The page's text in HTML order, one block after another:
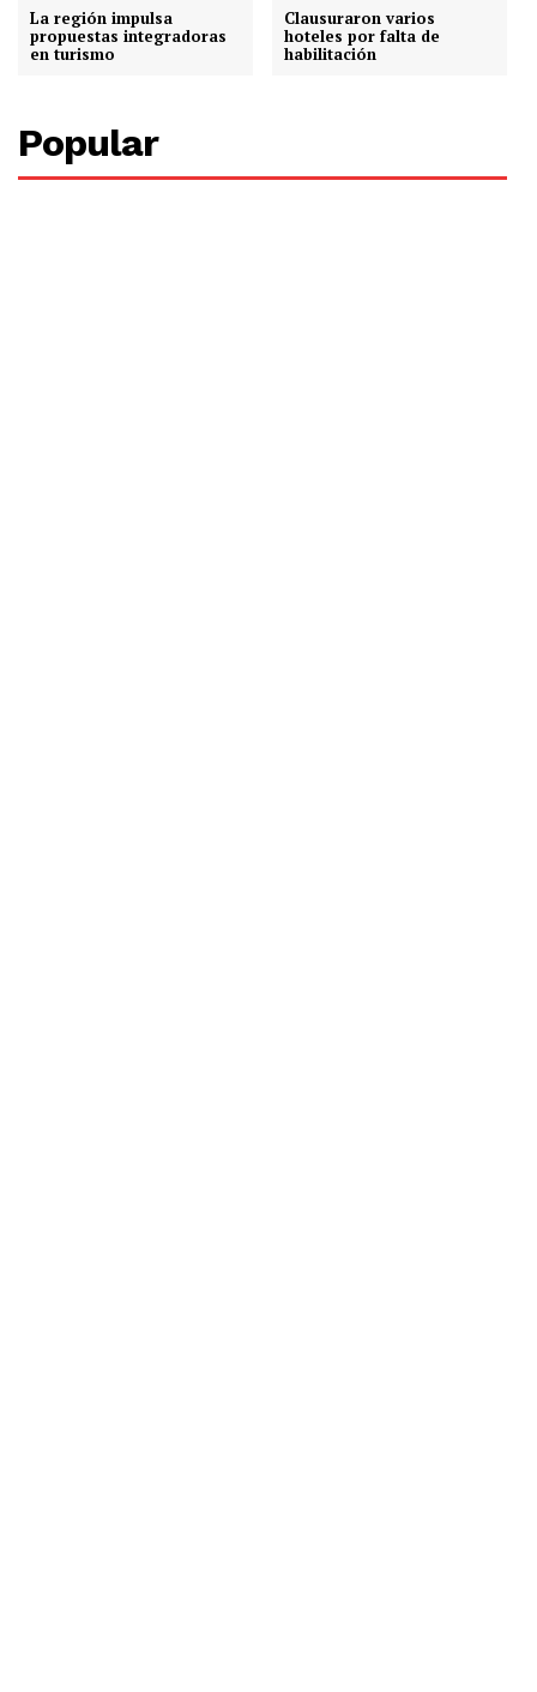
La región impulsa
propuestas integradoras
en turismo
Clausuraron varios
hoteles por falta de
habilitación
Popular